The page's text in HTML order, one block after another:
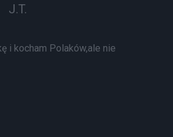
J.T.
i kocham Polaków,ale nie